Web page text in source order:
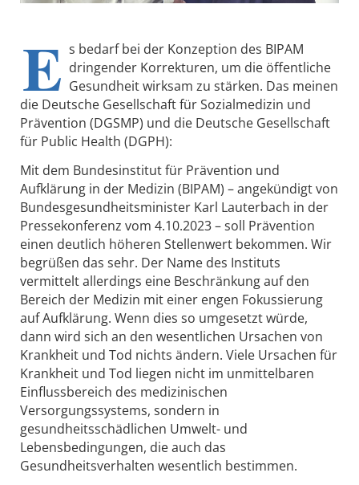
E s bedarf bei der Konzeption des BIPAM
dringender Korrekturen, um die öffentliche
Gesundheit wirksam zu stärken. Das meinen
die Deutsche Gesellschaft für Sozialmedizin und
Prävention (DGSMP) und die Deutsche Gesellschaft
für Public Health (DGPH):
Mit dem Bundesinstitut für Prävention und
Aufklärung in der Medizin (BIPAM) – angekündigt von
Bundesgesundheitsminister Karl Lauterbach in der
Pressekonferenz vom 4.10.2023 – soll Prävention
einen deutlich höheren Stellenwert bekommen. Wir
begrüßen das sehr. Der Name des Instituts
vermittelt allerdings eine Beschränkung auf den
Bereich der Medizin mit einer engen Fokussierung
auf Aufklärung. Wenn dies so umgesetzt würde,
dann wird sich an den wesentlichen Ursachen von
Krankheit und Tod nichts ändern. Viele Ursachen für
Krankheit und Tod liegen nicht im unmittelbaren
Einflussbereich des medizinischen
Versorgungssystems, sondern in
gesundheitsschädlichen Umwelt- und
Lebensbedingungen, die auch das
Gesundheitsverhalten wesentlich bestimmen.